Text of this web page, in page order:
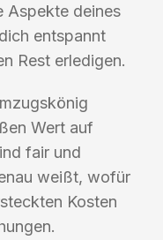
Aspekte deines
entspannt
Rest erledigen.
Wert auf
fair und
weißt, wofür
Kosten